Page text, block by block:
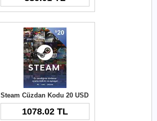
Steam Cüzdan Kodu 20 USD
1078.02 TL